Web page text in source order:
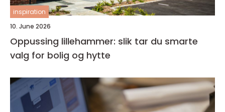
inspiration
10. June 2026
Oppussing lillehammer: slik tar du smarte
valg for bolig og hytte